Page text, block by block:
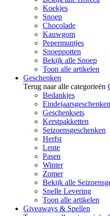
Koekjes
Snoep
Chocolade
Kauwgom
Pepermuntjes
Snoeppotten
Bekijk alle Snoep
Toon alle artikelen
Geschenken
Terug naar alle categorieën
Bedankjes
Eindejaarsgeschenken
Geschenksets
Kerstpakketten
Seizoensgeschenken
Herfst
Lente
Pasen
Winter
Zomer
Bekijk alle
Snelle Levering
Toon alle artikelen
Giveaways & Spellen